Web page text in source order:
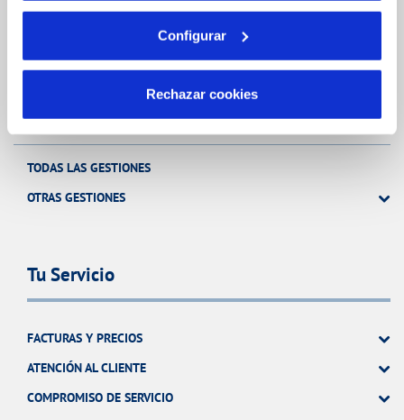
Configurar
Rechazar cookies
TODAS LAS GESTIONES
OTRAS GESTIONES
Tu Servicio
FACTURAS Y PRECIOS
ATENCIÓN AL CLIENTE
COMPROMISO DE SERVICIO